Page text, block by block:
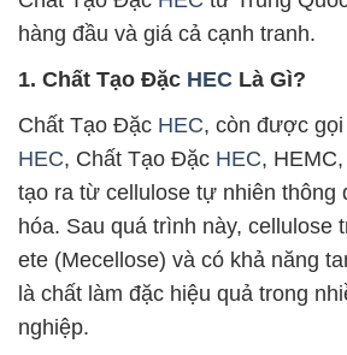
hàng đầu và giá cả cạnh tranh.
1. Chất Tạo Đặc HEC Là Gì?
Chất Tạo Đặc HEC, còn được
HEC, Chất Tạo Đặc HEC,
tạo ra từ cellulose tự nhiên thông
hóa. Sau quá trình này, cellulose
ete (Mecellose) và có khả năng
là chất làm đặc hiệu quả trong
nghiệp.